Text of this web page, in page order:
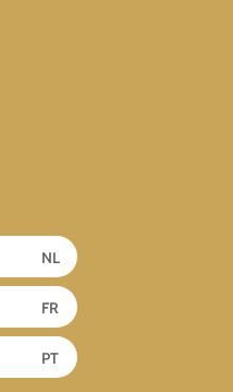
NL
FR
PT